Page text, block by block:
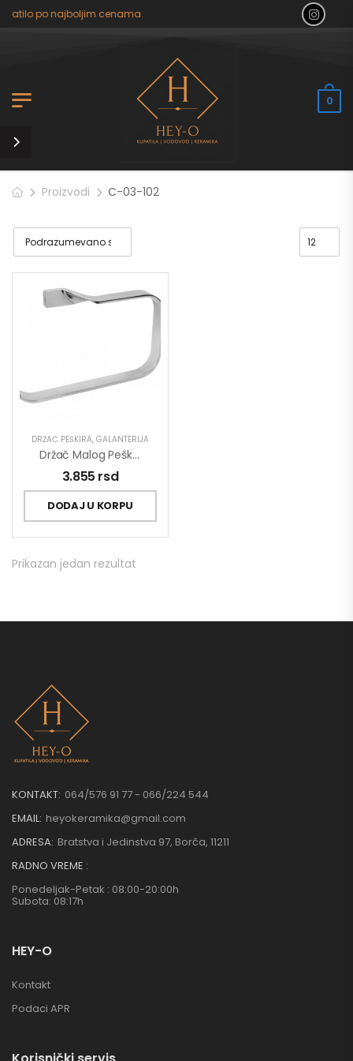
po najboljim cenama.
0
Proizvodi C-03-102
DRŽAČ PEŠKIRA, GALANTERIJA
Držač Malog Peškira COPEN LINEA
3.855 rsd
DODAJ U KORPU
Prikazan jedan rezultat
KONTAKT: 064/576 91 77 - 066/224 544
EMAIL: heyokeramika@gmail.com
ADRESA: Bratstva i Jedinstva 97, Borča, 11211
RADNO VREME :
Ponedeljak-Petak : 08:00-20:00h
Subota: 08:17h
HEY-O
Kontakt
Podaci APR